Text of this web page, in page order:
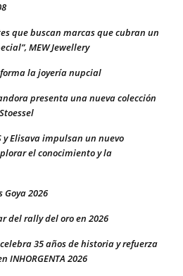
que buscan marcas que cubran un
MEW Jewellery
la joyería nupcial
presenta una nueva colección
y Elisava impulsan un nuevo
el conocimiento y la
Goya 2026
del rally del oro en 2026
35 años de historia y refuerza
2026